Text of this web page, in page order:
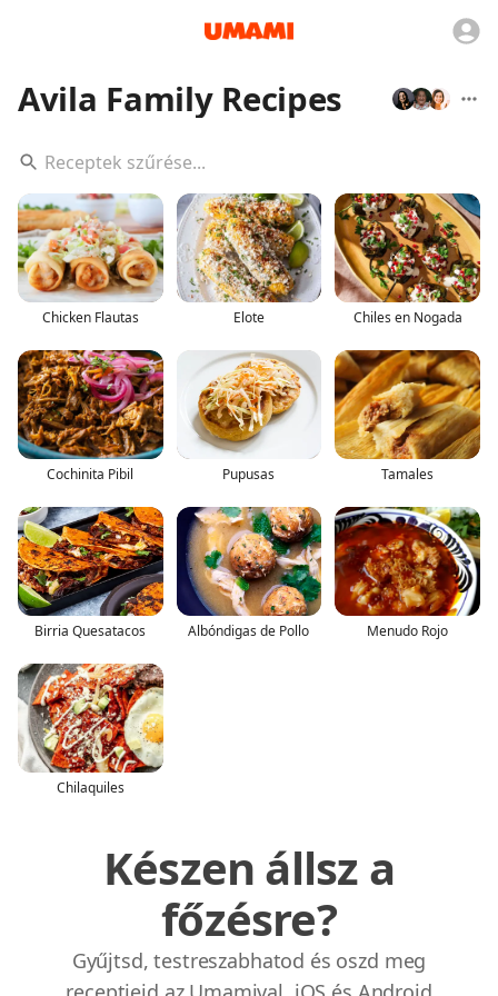
Avila Family Recipes
Chicken Flautas Elote Chiles en Nogada
Cochinita Pibil Pupusas Tamales
Birria Quesatacos Albóndigas de Pollo Menudo Rojo
Chilaquiles
Készen állsz a
főzésre?
Gyűjtsd, testreszabhatod és oszd meg